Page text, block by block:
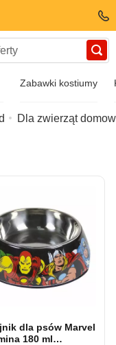
Zabawki kostiumy
Dla zwierząt
dla psów Marvel
180 ml